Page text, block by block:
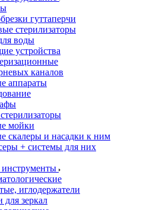
гуттаперчи
стерилизаторы
воды
устройства
каналов
аппараты
мойки
скалеры и насадки к ним
+ системы для них
инструменты
иглодержатели
для зеркал